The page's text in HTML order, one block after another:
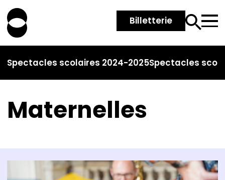
Billetterie
Spectacles scolaires 2024-2025Spectacles
Maternelles